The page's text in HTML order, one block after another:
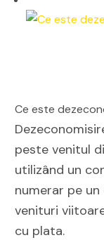
Ce este
peste venitul
utilizând un
numerar pe
venituri
cu plata.